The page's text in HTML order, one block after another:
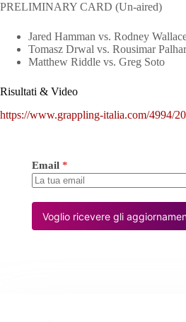
PRELIMINARY CARD (Un-aired)
Jared Hamman vs. Rodney
Tomasz Drwal vs. Rousimar
Matthew Riddle vs. Greg Soto
Risultati & Video
https://www.grappling-italia.com/4994/
Email *
Voglio ricevere gli